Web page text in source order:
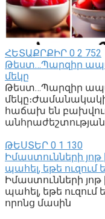
ՀԵՏԱՔՐՔԻՐ 0 2 752
Թեստ…Պարզիր
մեկը
Թեստ…Պարզիր
հաճախ են բախվում
անհրաժեշտության
ԹԵՍՏԵՐ 0 1 130
Իմաստունների յոթ
պահել, եթե ուզում
Իմաստունների յոթ
պահել, եթե ուզում
որոնց մասին